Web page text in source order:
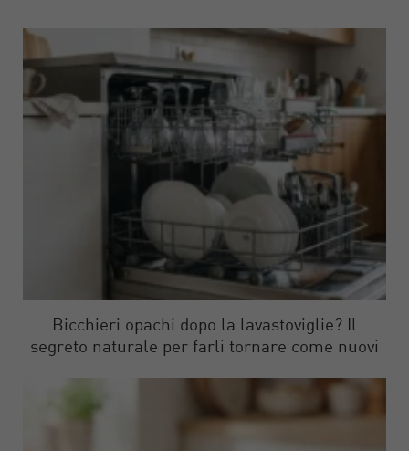
Bicchieri opachi dopo la lavastoviglie? Il
segreto naturale per farli tornare come nuovi